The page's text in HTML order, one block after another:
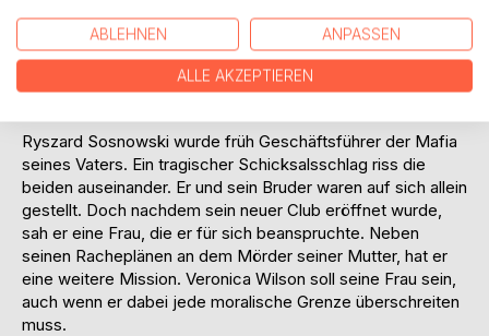
das Interesse eines Stalkers geweckt - und wenn es um
seine zukünftige Frau geht, verliert er die Kontrolle. Es
schließen sich neue Freundschaften und sie beginnt sogar
die Suche nach ihren leiblichen Eltern.
Ryszard Sosnowski wurde früh Geschäftsführer der Mafia
seines Vaters. Ein tragischer Schicksalsschlag riss die
beiden auseinander. Er und sein Bruder waren auf sich allein
gestellt. Doch nachdem sein neuer Club eröffnet wurde,
sah er eine Frau, die er für sich beanspruchte. Neben
seinen Racheplänen an dem Mörder seiner Mutter, hat er
eine weitere Mission. Veronica Wilson soll seine Frau sein,
auch wenn er dabei jede moralische Grenze überschreiten
muss.
ABLEHNEN ANPASSEN
ALLE AKZEPTIEREN